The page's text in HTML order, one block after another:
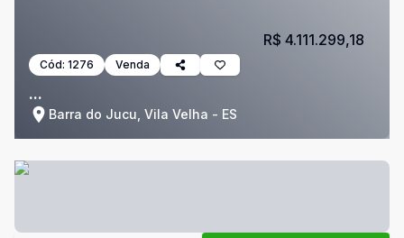
Cód: 1276 Venda
...
Barra do Jucu, Vila Velha - ES
R$ 4.111.299,18